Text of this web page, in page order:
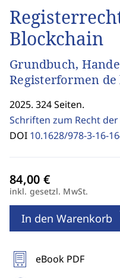
Blockchain
Grundbuch,
Registerformen
2025. 324 Seiten.
Schriften zum Recht
DOI 10.1628/978-3-16-
inkl. gesetzl. MwSt.
In den Warenkorb
eBook PDF